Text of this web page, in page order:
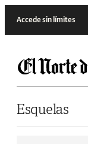
Accede sin límites
Esquelas